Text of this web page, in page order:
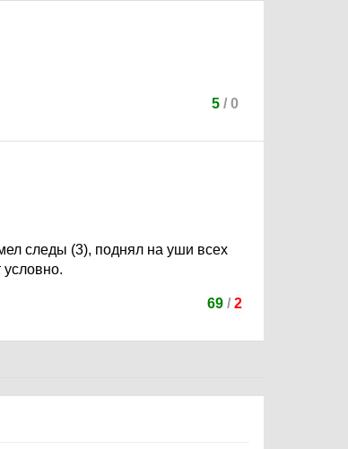
5/ 0
следы (3), поднял на уши всех
условно.
69 / 2